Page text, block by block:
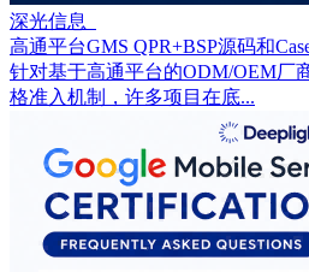
深光信息
高通平台GMS QPR+BSP源码和
针对基于高通平台的ODM/OEM厂
格准入机制，许多项目在底...